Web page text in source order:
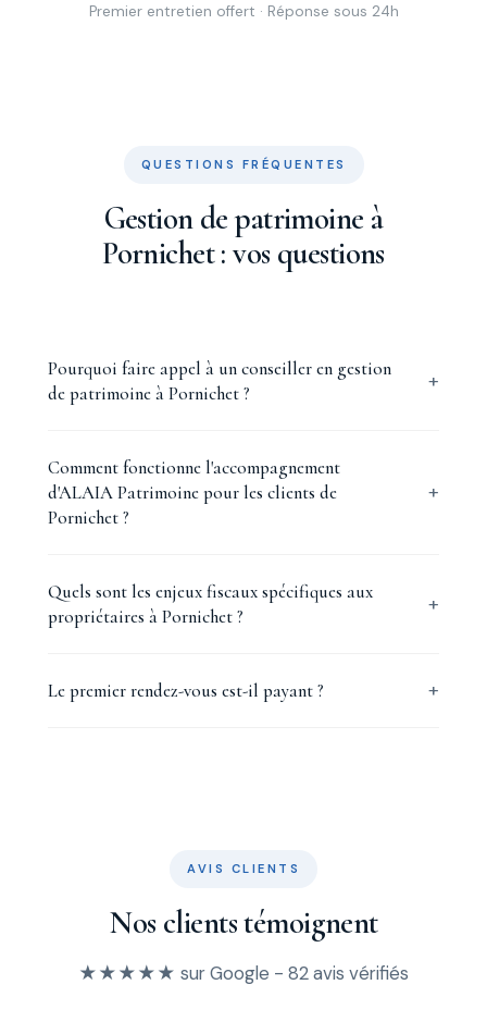
Premier entretien offert · Réponse sous 24h
QUESTIONS FRÉQUENTES
Gestion de patrimoine à
Pornichet : vos questions
Pourquoi faire appel à un conseiller en gestion
de patrimoine à Pornichet ?
Comment fonctionne l'accompagnement
d'ALAIA Patrimoine pour les clients de
Pornichet ?
Quels sont les enjeux fiscaux spécifiques aux
propriétaires à Pornichet ?
Le premier rendez-vous est-il payant ?
AVIS CLIENTS
Nos clients témoignent
★★★★★ sur Google - 82 avis vérifiés